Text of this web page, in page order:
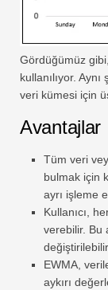
Gördüğümüz
kullanılıyor.
veri kümesi için
Avantajlar
Tüm veri
bulmak için
ayrı işleme
Kullanıcı,
verebilir. Bu
EWMA,
aykırı